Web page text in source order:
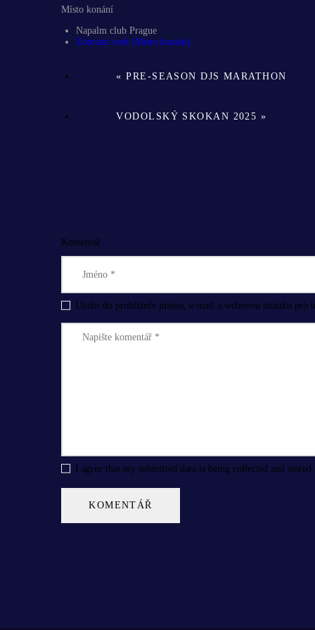
Místo konání
Napalm club Prague
Zobrazit web (Místo konání)
« PRE-SEASON DJS MARATHON
VODOLSKÝ SKOKAN 2025 »
Komentář
Uložit do prohlížeče jméno, e-mail a webovou stránku pro
I agree that my submitted data is being collected and